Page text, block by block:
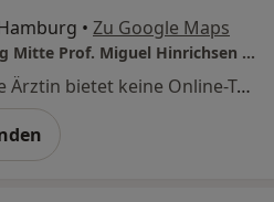
• Zu Google Maps
Kinderwunsch Hamburg Mitte Prof. Miguel Hinrichsen und Dr. Anja Dawson
Dieser Arzt bzw. diese Ärztin bietet keine Online-Terminbuchung an diesem Standort an.